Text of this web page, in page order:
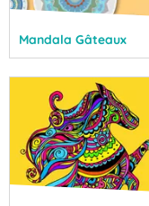
Mandala Gâteaux